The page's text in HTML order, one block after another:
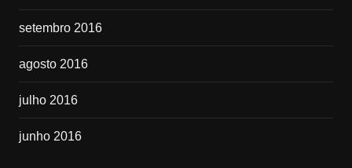
setembro 2016
agosto 2016
julho 2016
junho 2016